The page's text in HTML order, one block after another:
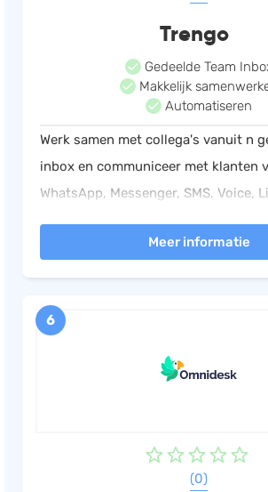
Trengo
Gedeelde Team
Makkelijk
Automatiseren
Werk samen met collega's vanuit n
inbox en communiceer met klanten
WhatsApp, Messenger, SMS, Voice,
automatiseer gesprekken via
Meer informatie
6
(0)